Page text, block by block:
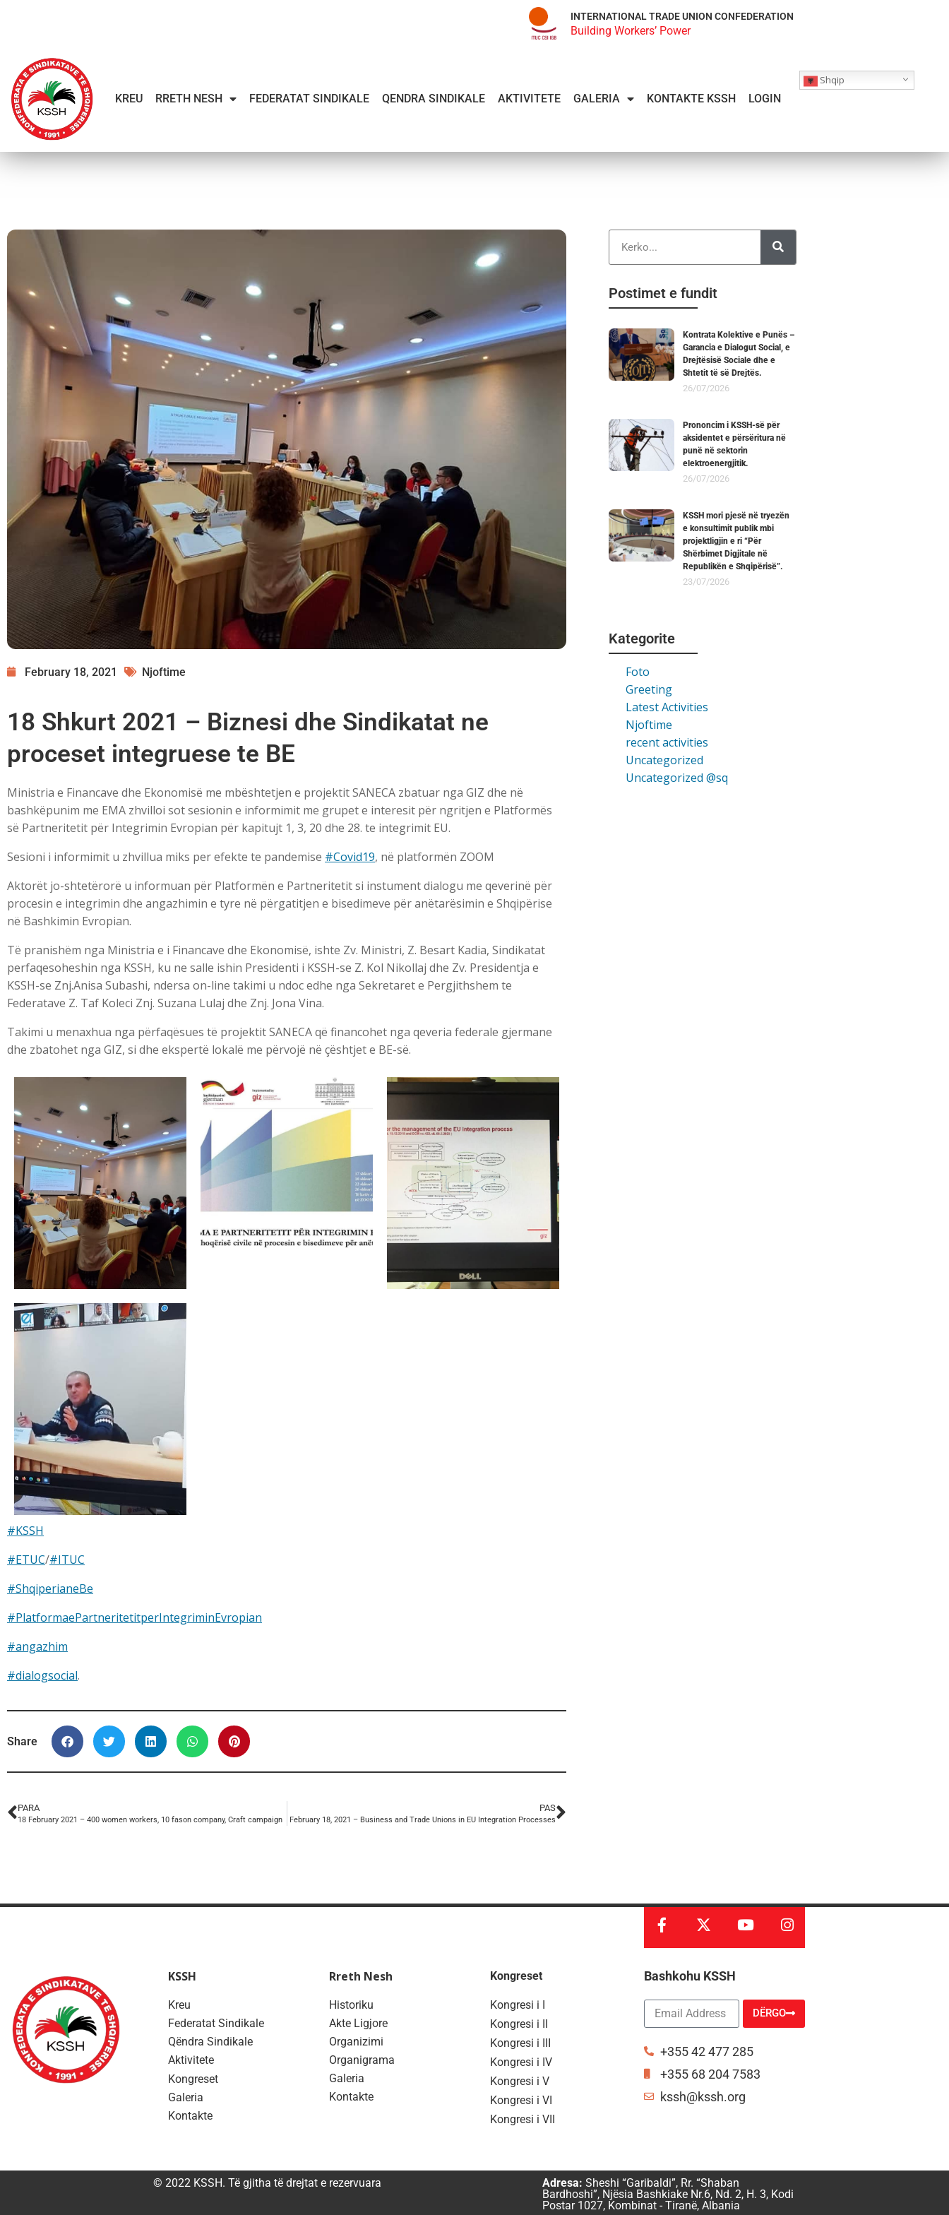
INTERNATIONAL TRADE UNION CONFEDERATION
Building Workers’ Power
KREU RRETH NESH FEDERATAT SINDIKALE QENDRA SINDIKALE AKTIVITETE GALERIA KONTAKTE KSSH LOGIN
Shqip
February 18, 2021 Njoftime
18 Shkurt 2021 – Biznesi dhe Sindikatat ne
proceset integruese te BE
Ministria e Financave dhe Ekonomisë me mbështetjen e projektit SANECA zbatuar nga GIZ dhe në
bashkëpunim me EMA zhvilloi sot sesionin e informimit me grupet e interesit për ngritjen e Platformës
së Partneritetit për Integrimin Evropian për kapitujt 1, 3, 20 dhe 28. te integrimit EU.
Sesioni i informimit u zhvillua miks per efekte te pandemise #Covid19, në platformën ZOOM
Aktorët jo-shtetërorë u informuan për Platformën e Partneritetit si instument dialogu me qeverinë për
procesin e integrimin dhe angazhimin e tyre në përgatitjen e bisedimeve për anëtarësimin e Shqipërise
në Bashkimin Evropian.
Të pranishëm nga Ministria e i Financave dhe Ekonomisë, ishte Zv. Ministri, Z. Besart Kadia, Sindikatat
perfaqesoheshin nga KSSH, ku ne salle ishin Presidenti i KSSH-se Z. Kol Nikollaj dhe Zv. Presidentja e
KSSH-se Znj.Anisa Subashi, ndersa on-line takimi u ndoc edhe nga Sekretaret e Pergjithshem te
Federatave Z. Taf Koleci Znj. Suzana Lulaj dhe Znj. Jona Vina.
Takimi u menaxhua nga përfaqësues të projektit SANECA që financohet nga qeveria federale gjermane
dhe zbatohet nga GIZ, si dhe ekspertë lokalë me përvojë në çështjet e BE-së.
#KSSH
#ETUC/#ITUC
#ShqiperianeBe
#PlatformaePartneritetitperIntegriminEvropian
#angazhim
#dialogsocial.
Share
PARA
18 February 2021 – 400 women workers, 10 fason company, Craft campaign
PAS
February 18, 2021 – Business and Trade Unions in EU Integration Processes
Postimet e fundit
Kontrata Kolektive e Punës –
Garancia e Dialogut Social, e
Drejtësisë Sociale dhe e
Shtetit të së Drejtës.
26/07/2026
Prononcim i KSSH-së për
aksidentet e përsëritura në
punë në sektorin
elektroenergjitik.
26/07/2026
KSSH mori pjesë në tryezën
e konsultimit publik mbi
projektligjin e ri “Për
Shërbimet Digjitale në
Republikën e Shqipërisë”.
23/07/2026
Kategorite
Foto
Greeting
Latest Activities
Njoftime
recent activities
Uncategorized
Uncategorized @sq
KSSH
Kreu
Federatat Sindikale
Qëndra Sindikale
Aktivitete
Kongreset
Galeria
Kontakte
Rreth Nesh
Historiku
Akte Ligjore
Organizimi
Organigrama
Galeria
Kontakte
Kongreset
Kongresi i I
Kongresi i II
Kongresi i III
Kongresi i IV
Kongresi i V
Kongresi i VI
Kongresi i VII
Bashkohu KSSH
DËRGO
+355 42 477 285
+355 68 204 7583
kssh@kssh.org
© 2022 KSSH. Të gjitha të drejtat e rezervuara Adresa: Sheshi “Garibaldi”, Rr. “Shaban
Bardhoshi”, Njësia Bashkiake Nr.6, Nd. 2, H. 3, Kodi
Postar 1027, Kombinat - Tiranë, Albania